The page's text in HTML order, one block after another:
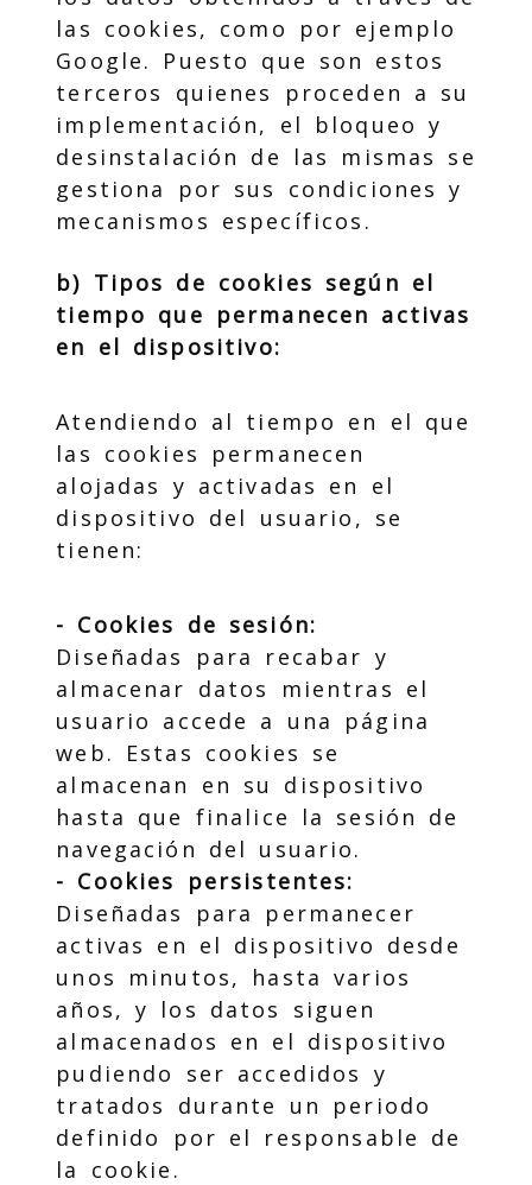
las cookies, como por ejemplo
Google. Puesto que son estos
terceros quienes proceden a su
implementación, el bloqueo y
desinstalación de las mismas se
gestiona por sus condiciones y
mecanismos específicos.
b) Tipos de cookies según el
tiempo que permanecen activas
en el dispositivo:
Atendiendo al tiempo en el que
las cookies permanecen
alojadas y activadas en el
dispositivo del usuario, se
tienen:
- Cookies de sesión:
Diseñadas para recabar y
almacenar datos mientras el
usuario accede a una página
web. Estas cookies se
almacenan en su dispositivo
hasta que finalice la sesión de
navegación del usuario.
- Cookies persistentes:
Diseñadas para permanecer
activas en el dispositivo desde
unos minutos, hasta varios
años, y los datos siguen
almacenados en el dispositivo
pudiendo ser accedidos y
tratados durante un periodo
definido por el responsable de
la cookie.